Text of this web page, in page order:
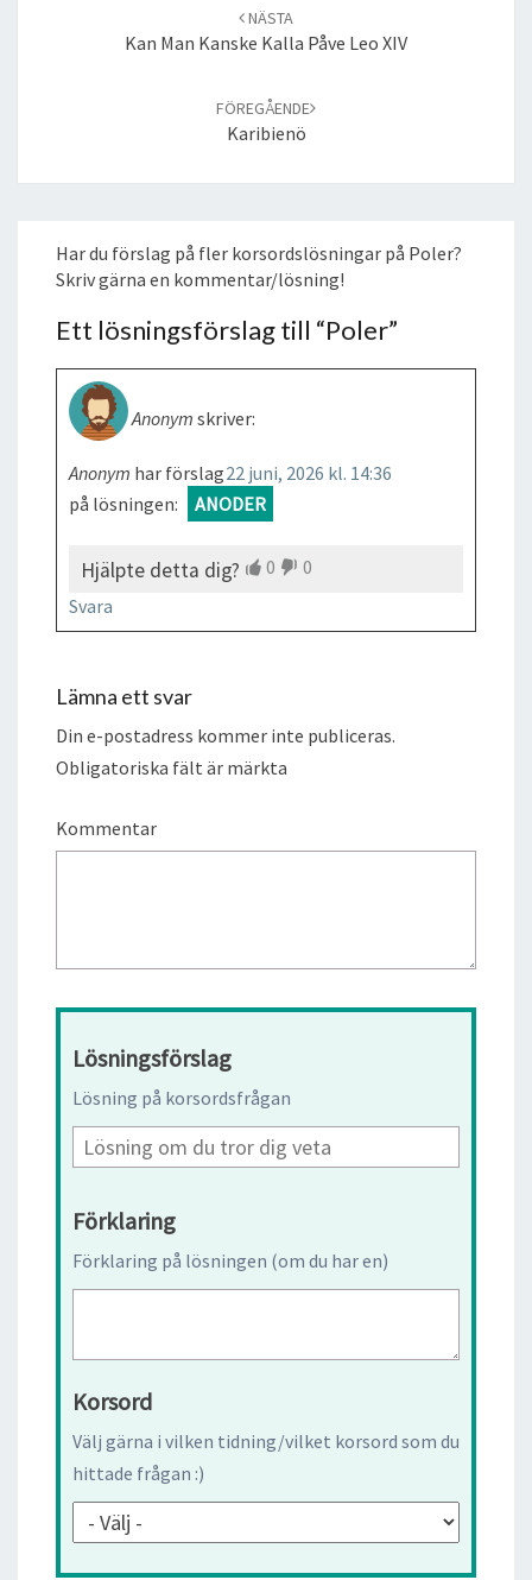
NÄSTA
Kan Man Kanske Kalla Påve Leo XIV
FÖREGÅENDE
Karibienö
Har du förslag på fler korsordslösningar på Poler?
Skriv gärna en kommentar/lösning!
Ett lösningsförslag till “Poler”
Anonym skriver:
22 juni, 2026 kl. 14:36
Anonym har förslag
på lösningen:
ANODER
Hjälpte detta dig? 0
0
Svara
Lämna ett svar
Din e-postadress kommer inte publiceras.
Obligatoriska fält är märkta
Kommentar
Lösningsförslag
Lösning på korsordsfrågan
Förklaring
Förklaring på lösningen (om du har en)
Korsord
Välj gärna i vilken tidning/vilket korsord som du
hittade frågan :)